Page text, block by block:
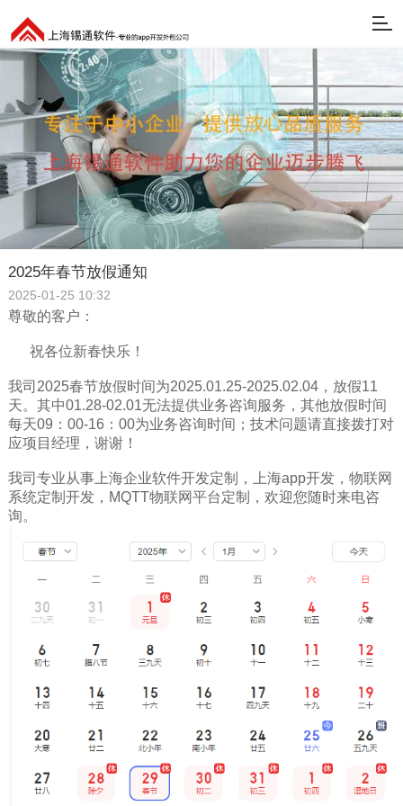
2025年春节放假通知
2025-01-25 10:32
尊敬的客户：
祝各位新春快乐！
我司2025春节放假时间为2025.01.25-2025.02.04，放假11
天。其中01.28-02.01无法提供业务咨询服务，其他放假时间
每天09：00-16：00为业务咨询时间；技术问题请直接拨打对
应项目经理，谢谢！
我司专业从事上海企业软件开发定制，上海app开发，物联网
系统定制开发，MQTT物联网平台定制，欢迎您随时来电咨
询。